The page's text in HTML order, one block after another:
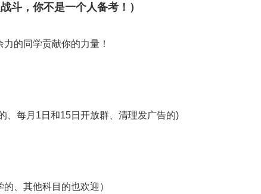
斗，你不是一个人备考！）
的同学贡献你的力量！
、每月1日和15日开放群、清理发广告的)
、其他科目的也欢迎）